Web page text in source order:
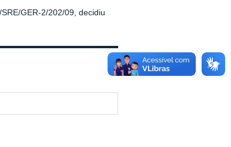
GER-2/202/09, decidiu